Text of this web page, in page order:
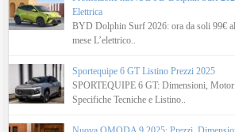
Elettrica
BYD Dolphin Surf 2026: ora da soli 99€ al
mese L’elettrico..
Sportequipe 6 GT Listino Prezzi 2025
SPORTEQUIPE 6 GT: Dimensioni, Motori,
Specifiche Tecniche e Listino..